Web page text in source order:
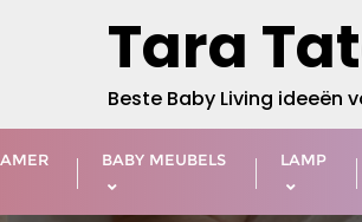
Tara
Beste Baby Living ideeën
BABY MEUBELS LAMP